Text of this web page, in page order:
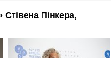
Пінкера,